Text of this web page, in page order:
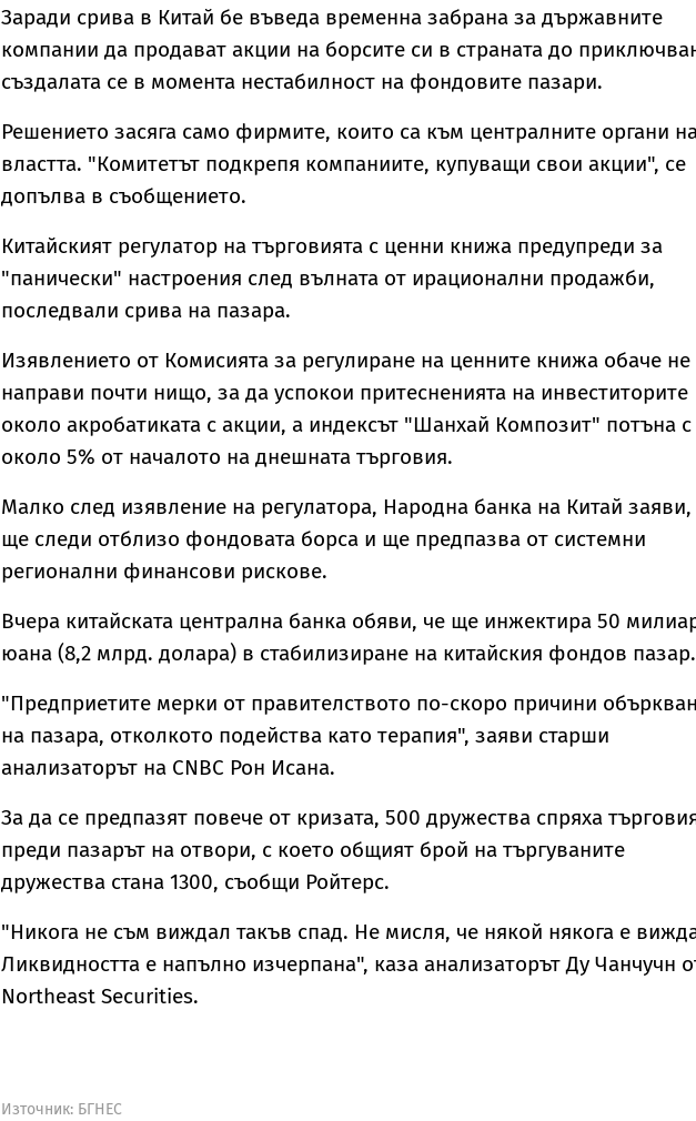
Заради срива в Китай бе въведа временна забрана за държавните
компании да продават акции на борсите си в страната до
създалата се в момента нестабилност на фондовите пазари.
Решението засяга само фирмите, които са към централните органи
властта. "Комитетът подкрепя компаниите, купуващи свои акции", се
допълва в съобщението.
Китайският регулатор на търговията с ценни книжа предупреди за
"панически" настроения след вълната от ирационални продажби,
последвали срива на пазара.
Изявлението от Комисията за регулиране на ценните книжа обаче не
направи почти нищо, за да успокои притесненията на инвеститорите
около акробатиката с акции, а индексът "Шанхай Композит" потъна с
около 5% от началото на днешната търговия.
Малко след изявление на регулатора, Народна банка на Китай заяви,
ще следи отблизо фондовата борса и ще предпазва от системни
регионални финансови рискове.
Вчера китайската централна банка обяви, че ще инжектира 50
юана (8,2 млрд. долара) в стабилизиране на китайския фондов пазар.
"Предприетите мерки от правителството по-скоро причини
на пазара, отколкото подейства като терапия", заяви старши
анализаторът на CNBC Рон Исана.
За да се предпазят повече от кризата, 500 дружества спряха
преди пазарът на отвори, с което общият брой на търгуваните
дружества стана 1300, съобщи Ройтерс.
"Никога не съм виждал такъв спад. Не мисля, че някой някога е
Ликвидността е напълно изчерпана", каза анализаторът Ду Чанчучн
Northeast Securities.
Източник: БГНЕС